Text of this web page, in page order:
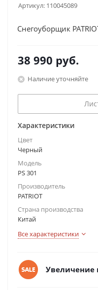
Артикул: 110045089
Снегоуборщик
38 990 руб.
Наличие уточняйте
Характеристики
Цвет
Черный
Модель
PS 301
Производитель
PATRIOT
Страна производства
Китай
Все характеристики
Увеличение